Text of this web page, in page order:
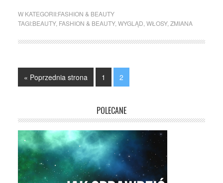
W KATEGORII:FASHION & BEAUTY
TAGI:BEAUTY, FASHION & BEAUTY, WYGLĄD WŁOSY, ZMIANA
« Poprzednia strona 1 2
POLECANE